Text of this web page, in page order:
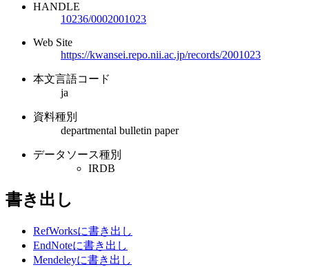
HANDLE
10236/0002001023
Web Site
https://kwansei.repo.nii.ac.jp/records/2001023
本文言語コード
ja
資料種別
departmental bulletin paper
データソース種別
IRDB
書き出し
RefWorksに書き出し
EndNoteに書き出し
Mendeleyに書き出し